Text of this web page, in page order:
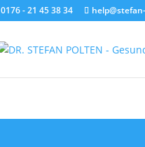
0176 - 21 45 38 34